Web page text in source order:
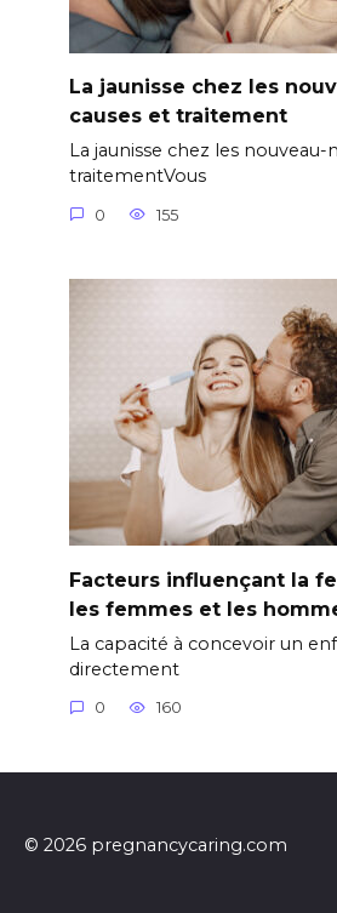
La jaunisse chez les
causes et traitement
La jaunisse chez les nouveau-
traitementVous
0 155
Facteurs influençant la
les femmes et les
La capacité à concevoir un
directement
0 160
© 2026 pregnancycaring.com